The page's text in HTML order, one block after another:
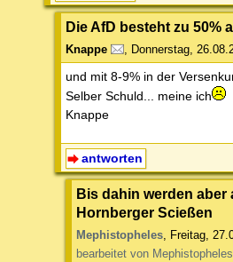
Die AfD besteht zu 50%
Knappe , Donnerstag,
und mit 8-9% in der
Selber Schuld... meine ich
Knappe
antworten
Bis dahin werden
Hornberger Scießen
Mephistopheles, Freitag,
bearbeitet von